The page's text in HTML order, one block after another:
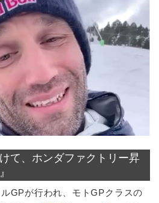
て、ホンダファクトリー昇
GPが行われ、モトGPクラスの